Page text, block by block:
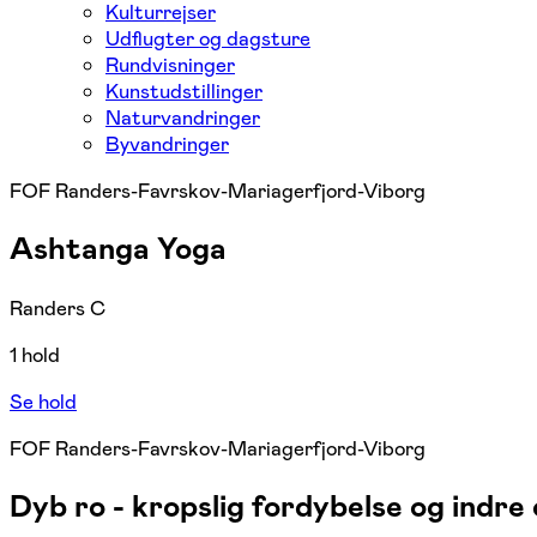
Kulturrejser
Udflugter og dagsture
Rundvisninger
Kunstudstillinger
Naturvandringer
Byvandringer
FOF Randers-Favrskov-Mariagerfjord-Viborg
Ashtanga Yoga
Randers C
1 hold
Se hold
FOF Randers-Favrskov-Mariagerfjord-Viborg
Dyb ro - kropslig fordybelse og